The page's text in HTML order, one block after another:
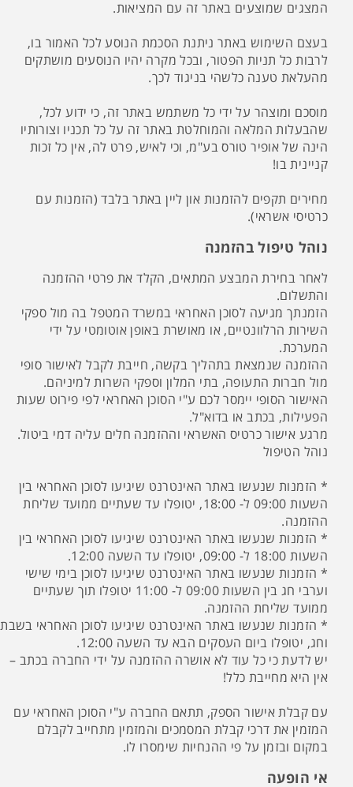
המצגים שמוצעים באתר זה עם המציאות.
בעצם השימוש באתר ניתנת הסכמת הנוסע לכל האמור בו,
לרבות כל תניות הפטור, ובכל מקרה יהיו הנוסעים מושתקים
מהעלאת טענה כלשהי בניגוד לכך.
מוסכם ומוצהר על ידי כל משתמש באתר זה, כי ידוע לכל,
שהבעלות המלאה והמוחלטת באתר זה על כל תכניו וצורותיו
הינה של אופיר טורס בע"מ, וכי לאיש, פרט לה, אין כל זכות
קניינית בו!
מחירים תקפים להזמנות און ליין באתר בלבד (הזמנות עם
כרטיסי אשראי).
נוהל טיפול בהזמנה
לאחר בחירת המבצע המתאים, הקלד את פרטי ההזמנה
והתשלום.
הזמנתך מגיעה לסוכן האחראי במשרד המטפל בה מול ספקי
השירות הרלוונטיים, או מאושרת באופן אוטומטי על ידי
המערכת.
ההזמנה שנמצאת בתהליך בקשה, חייבת לקבל לאישור סופי
מול חברות התעופה, בתי המלון וספקי השרות למיניהם.
האישור הסופי יימסר לכם ע"י הסוכן האחראי לפי פירוט שעות
הפעילות, בכתב או בדוא"ל.
מרגע אישור כרטיס האשראי וההזמנה חלים עליה דמי ביטול.
נוהל הטיפול
* הזמנות שנעשו באתר האינטרנט שיגיעו לסוכן האחראי בין
השעות 09:00 ל- 18:00, יטופלו עד שעתיים ממועד שליחת
ההזמנה.
* הזמנות שנעשו באתר האינטרנט שיגיעו לסוכן האחראי בין
השעות 18:00 ל- 09:00, יטופלו עד השעה 12:00.
* הזמנות שנעשו באתר האינטרנט שיגיעו לסוכן בימי שישי
וערבי חג בין השעות 09:00 ל- 11:00 יטופלו תוך שעתיים
ממועד שליחת ההזמנה.
* הזמנות שנעשו באתר האינטרנט שיגיעו לסוכן האחראי בשבת
וחג, יטופלו ביום העסקים הבא עד השעה 12:00.
יש לדעת כי כל עוד לא אושרה ההזמנה על ידי החברה בכתב –
אין היא מחייבת כלל!
עם קבלת אישור הספק, תתאם החברה ע"י הסוכן האחראי עם
המזמין את דרכי קבלת המסמכים והמזמין מתחייב לקבלם
במקום ובזמן על פי ההנחיות שימסרו לו.
אי הופעה